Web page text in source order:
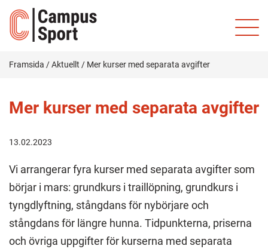
Framsida /Aktuellt / Mer kurser med separata avgifter
Mer kurser med separata avgifter
13.02.2023
Vi arrangerar fyra kurser med separata avgifter som
börjar i mars: grundkurs i traillöpning, grundkurs i
tyngdlyftning, stångdans för nybörjare och
stångdans för längre hunna. Tidpunkterna, priserna
och övriga uppgifter för kurserna med separata